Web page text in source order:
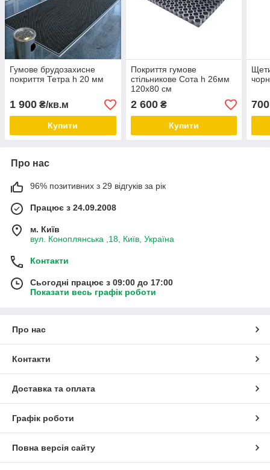
Гумове брудозахисне
покриття Тетра h 20 мм
1 900 ₴/кв.м
Купити
Покриття гумове
стільникове Сота h 26мм
120х80 см
2 600₴
Купити
700
Про нас
96% позитивних з 29 відгуків за рік
Працює з 24.09.2008
м. Київ
вул. Коноплянська ,18, Київ, Україна
Контакти
Сьогодні працює з 09:00 до 17:00
Показати весь графік роботи
Про нас
Контакти
Доставка та оплата
Графік роботи
Повна версія сайту